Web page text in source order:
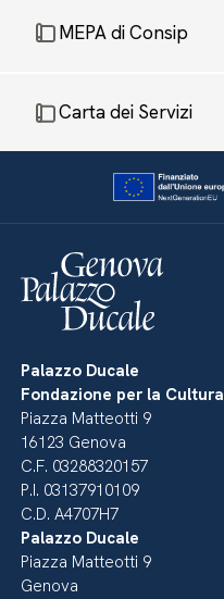
MEPA di Consip
Carta dei Servizi
Palazzo Ducale
Fondazione per la Cultura
Piazza Matteotti 9
16123 Genova
C.F. 03288320157
P.I. 03137910109
C.D. A4707H7
Palazzo Ducale
Piazza Matteotti 9
Genova